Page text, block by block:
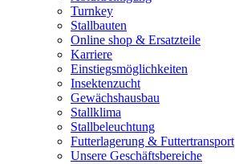
Turnkey
Stallbauten
Online shop & Ersatzteile
Karriere
Einstiegsmöglichkeiten
Insektenzucht
Gewächshausbau
Stallklima
Stallbeleuchtung
Futterlagerung & Futtertransport
Unsere Geschäftsbereiche